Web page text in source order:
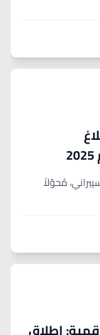
مُحوّلاً